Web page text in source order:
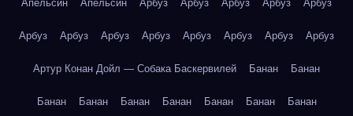
Апельсин Апельсин Арбуз Арбуз Арбуз Арбуз Арбуз
Арбуз Арбуз Арбуз Арбуз Арбуз Арбуз Арбуз Арбуз
Артур Конан Дойл — Собака Баскервилей Банан Банан
Банан Банан Банан Банан Банан Банан Банан